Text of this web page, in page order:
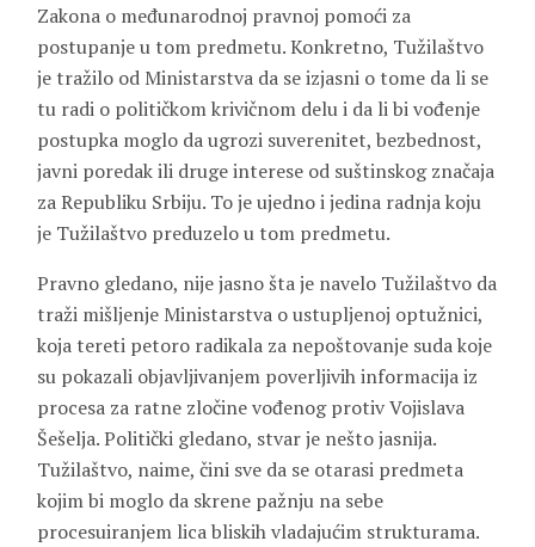
Zakona o međunarodnoj pravnoj pomoći za
postupanje u tom predmetu. Konkretno, Tužilaštvo
je tražilo od Ministarstva da se izjasni o tome da li se
tu radi o političkom krivičnom delu i da li bi vođenje
postupka moglo da ugrozi suverenitet, bezbednost,
javni poredak ili druge interese od suštinskog značaja
za Republiku Srbiju. To je ujedno i jedina radnja koju
je Tužilaštvo preduzelo u tom predmetu.
Pravno gledano, nije jasno šta je navelo Tužilaštvo da
traži mišljenje Ministarstva o ustupljenoj optužnici,
koja tereti petoro radikala za nepoštovanje suda koje
su pokazali objavljivanjem poverljivih informacija iz
procesa za ratne zločine vođenog protiv Vojislava
Šešelja. Politički gledano, stvar je nešto jasnija.
Tužilaštvo, naime, čini sve da se otarasi predmeta
kojim bi moglo da skrene pažnju na sebe
procesuiranjem lica bliskih vladajućim strukturama.